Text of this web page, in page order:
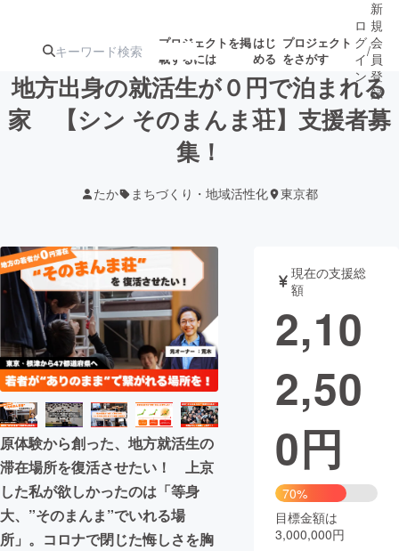
プロジェクトを掲
載するには
はじ
める
プロジェクト
をさがす
注目の新着プロ
テクノロジー・ガジェット
映像・映画 書籍・雑誌
ビジネス・起業 チャレンジ
まちづくり・地域活性化
CAMPFIRE for Social Good
CAMPFIRE Creation
CAMPFIREふるさと納税
コミュニティ
ロ
グ
イ
ン
/
新
規
会
員
登
録
地方出身の就活生が０円で泊まれる
家 【シン そのまんま荘】支援者募
集！
たか まちづくり・地域活性化 東京都
原体験から創った、地方就活生の
滞在場所を復活させたい！ 上京
した私が欲しかったのは「等身
大、”そのまんま”でいれる場
所」。コロナで閉じた悔しさを胸
現在の支援総
額
2,10
2,50
0円
70%
目標金額は
3,000,000円